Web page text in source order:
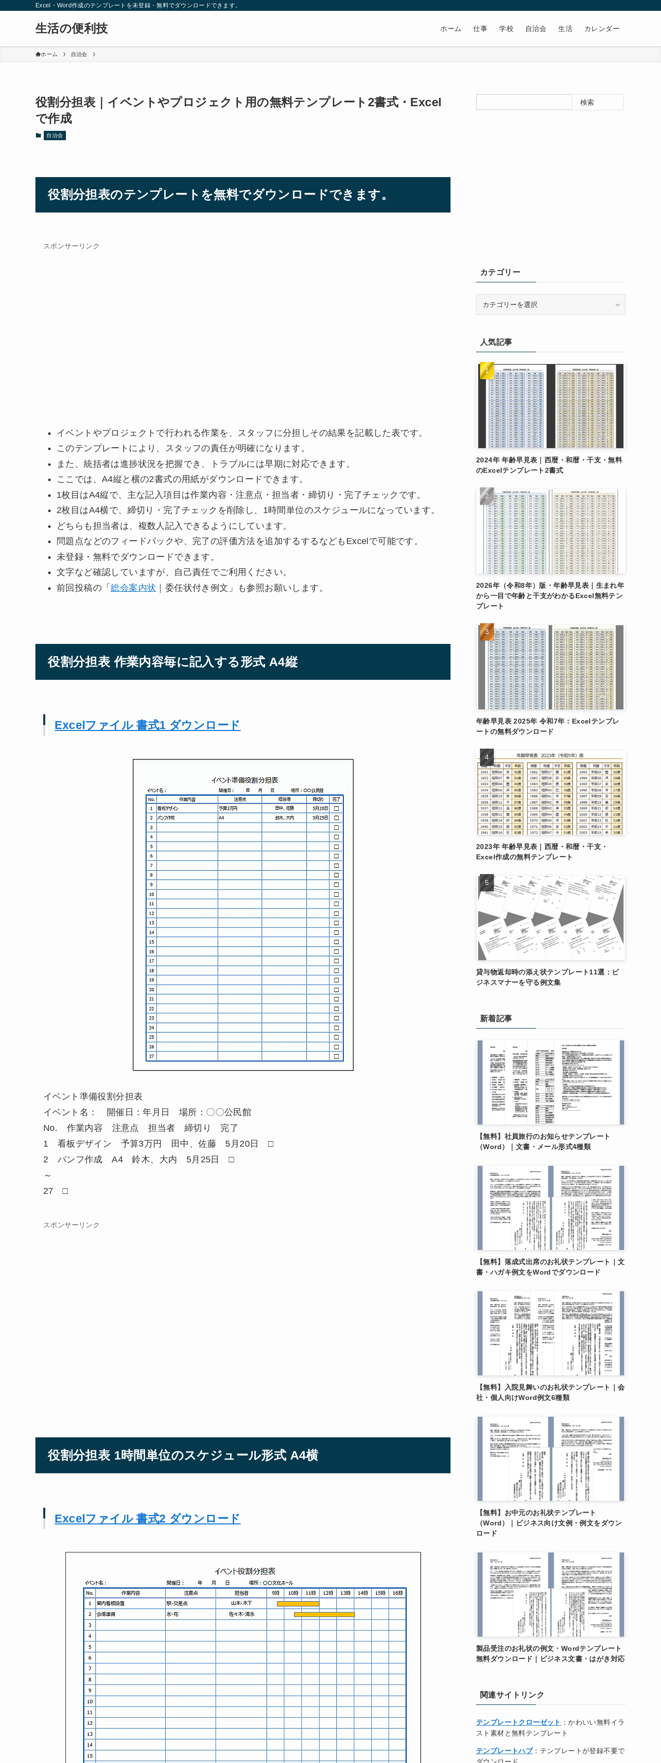
Excel・Word作成のテンプレートを未登録・無料でダウンロードできます。
生活の便利技 ホーム 仕事 学校 自治会 生活 カレンダー
ホーム 自治会
役割分担表｜イベントやプロジェクト用の無料テンプレート2書式・Excel
で作成
自治会
役割分担表のテンプレートを無料でダウンロードできます。
スポンサーリンク
イベントやプロジェクトで行われる作業を、スタッフに分担しその結果を記載した表です。
このテンプレートにより、スタッフの責任が明確になります。
また、統括者は進捗状況を把握でき、トラブルには早期に対応できます。
ここでは、A4縦と横の2書式の用紙がダウンロードできます。
1枚目はA4縦で、主な記入項目は作業内容・注意点・担当者・締切り・完了チェックです。
2枚目はA4横で、締切り・完了チェックを削除し、1時間単位のスケジュールになっています。
どちらも担当者は、複数人記入できるようにしています。
問題点などのフィードバックや、完了の評価方法を追加するするなどもExcelで可能です。
未登録・無料でダウンロードできます。
文字など確認していますが、自己責任でご利用ください。
前回投稿の「総会案内状 ｜委任状付き例文」も参照お願いします。
役割分担表 作業内容毎に記入する形式 A4縦
Excelファイル 書式1 ダウンロード
イベント準備役割分担表
イベント名： 開催日：年月日 場所：〇〇公民館
No. 作業内容 注意点 担当者 締切り 完了
1 看板デザイン 予算3万円 田中、佐藤 5月20日 □
2 パンフ作成 A4 鈴木、大内 5月25日 □
～
27 □
スポンサーリンク
役割分担表 1時間単位のスケジュール形式 A4横
Excelファイル 書式2 ダウンロード
検索
カテゴリー
ー人気記事
2024年 年齢早見表｜西暦・和暦・干支・無料
のExcelテンプレート2書式
2026年（令和8年）版・年齢早見表｜生まれ年
から一目で年齢と干支がわかるExcel無料テン
プレート
年齢早見表 2025年 令和7年：Excelテンプレ
ートの無料ダウンロード
2023年 年齢早見表｜西暦・和暦・干支・
Excel作成の無料テンプレート
貸与物返却時の添え状テンプレート11選：ビ
ジネスマナーを守る例文集
新着記事
【無料】社員旅行のお知らせテンプレート
（Word）｜文書・メール形式4種類
【無料】落成式出席のお礼状テンプレート｜文
書・ハガキ例文をWordでダウンロード
【無料】入院見舞いのお礼状テンプレート｜会
社・個人向けWord例文6種類
【無料】お中元のお礼状テンプレート
（Word）｜ビジネス向け文例・例文をダウン
ロード
製品受注のお礼状の例文・Wordテンプレート
無料ダウンロード｜ビジネス文書・はがき対応
関連サイトリンク
テンプレートクローゼット ：かわいい無料イラ
スト素材と無料テンプレート
テンプレートハブ：テンプレートが登録不要で